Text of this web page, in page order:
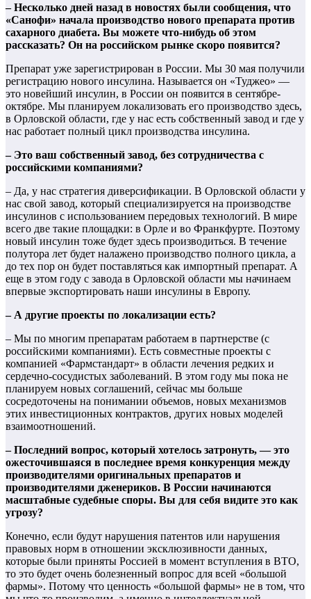
– Несколько дней назад в новостях были сообщения, что
«Санофи» начала производство нового препарата против
сахарного диабета. Вы можете что-нибудь об этом
рассказать? Он на российском рынке скоро появится?
Препарат уже зарегистрирован в России. Мы 30 мая получили
регистрацию нового инсулина. Называется он «Туджео» —
это новейший инсулин, в России он появится в сентябре-
октябре. Мы планируем локализовать его производство здесь,
в Орловской области, где у нас есть собственный завод и где у
нас работает полный цикл производства инсулина.
– Это ваш собственный завод, без сотрудничества с
российскими компаниями?
– Да, у нас стратегия диверсификации. В Орловской области у
нас свой завод, который специализируется на производстве
инсулинов с использованием передовых технологий. В мире
всего две такие площадки: в Орле и во Франкфурте. Поэтому
новый инсулин тоже будет здесь производиться. В течение
полутора лет будет налажено производство полного цикла, а
до тех пор он будет поставляться как импортный препарат. А
еще в этом году с завода в Орловской области мы начинаем
впервые экспортировать наши инсулины в Европу.
– А другие проекты по локализации есть?
– Мы по многим препаратам работаем в партнерстве (с
российскими компаниями). Есть совместные проекты с
компанией «Фармстандарт» в области лечения редких и
сердечно-сосудистых заболеваний. В этом году мы пока не
планируем новых соглашений, сейчас мы больше
сосредоточены на понимании объемов, новых механизмов
этих инвестиционных контрактов, других новых моделей
взаимоотношений.
– Последний вопрос, который хотелось затронуть, — это
ожесточившаяся в последнее время конкуренция между
производителями оригинальных препаратов и
производителями дженериков. В России начинаются
масштабные судебные споры. Вы для себя видите это как
угрозу?
Конечно, если будут нарушения патентов или нарушения
правовых норм в отношении эксклюзивности данных,
которые были приняты Россией в момент вступления в ВТО,
то это будет очень болезненный вопрос для всей «большой
фармы». Потому что ценность «большой фармы» не в том, что